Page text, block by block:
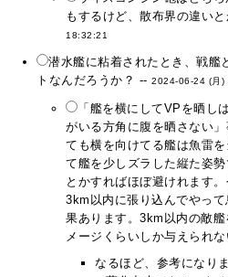
もするけど、散布界の違い
18:32:21
潜水艦に粘着されたとき、戦艦
トなんだろうか？ --2024-06-24 (月)
「艦を横にしてVPを晒し
がいる方角に腹を晒さない
ても横を向けてる艦は魚雷
て艦を少しズラした縦た姿
とかすればほぼ避けれます
3km以内に張り込んでやっ
果あります。3km以内の敵
メージくらいしか与えられ
なるほど、参考になり